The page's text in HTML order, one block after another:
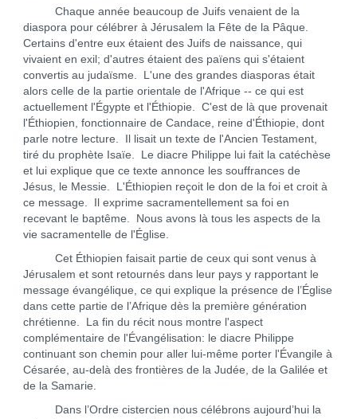
Chaque année beaucoup de Juifs venaient de la
diaspora pour célébrer à Jérusalem la Fête de la Pâque.
Certains d'entre eux étaient des Juifs de naissance, qui
vivaient en exil; d'autres étaient des païens qui s'étaient
convertis au judaïsme. L'une des grandes diasporas était
alors celle de la partie orientale de l'Afrique -- ce qui est
actuellement l'Égypte et l'Éthiopie. C'est de là que provenait
l'Éthiopien, fonctionnaire de Candace, reine d'Éthiopie, dont
parle notre lecture. Il lisait un texte de l'Ancien Testament,
tiré du prophète Isaïe. Le diacre Philippe lui fait la catéchèse
et lui explique que ce texte annonce les souffrances de
Jésus, le Messie. L'Éthiopien reçoit le don de la foi et croit à
ce message. Il exprime sacramentellement sa foi en
recevant le baptême. Nous avons là tous les aspects de la
vie sacramentelle de l'Église.
Cet Éthiopien faisait partie de ceux qui sont venus à
Jérusalem et sont retournés dans leur pays y rapportant le
message évangélique, ce qui explique la présence de l’Église
dans cette partie de l’Afrique dès la première génération
chrétienne. La fin du récit nous montre l'aspect
complémentaire de l'Évangélisation: le diacre Philippe
continuant son chemin pour aller lui-même porter l'Évangile à
Césarée, au-delà des frontières de la Judée, de la Galilée et
de la Samarie.
Dans l’Ordre cistercien nous célébrons aujourd’hui la